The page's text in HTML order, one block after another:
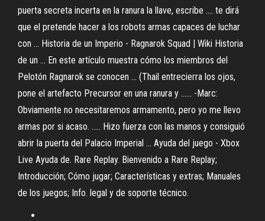
puerta secreta incerta en la ranura la llave, escribe .... te dirá
que el pretende hacer a los robots armas capaces de luchar
con ... Historia de un Imperio - Ragnarok Squad | Wiki Historia
de un ... En este artículo muestra cómo los miembros del
Pelotón Ragnarok se conocen ... (Thail entrecierra los ojos,
pone el artefacto Precursor en una ranura y ...... -Marc:
Obviamente no necesitaremos armamento, pero yo me llevo
armas por si acaso. ..... Hizo fuerza con las manos y consiguió
abrir la puerta del Palacio Imperial ... Ayuda del juego - Xbox
Live Ayuda de. Rare Replay. Bienvenido a Rare Replay;
Introducción; Cómo jugar; Características y extras; Manuales
de los juegos; Info. legal y de soporte técnico.